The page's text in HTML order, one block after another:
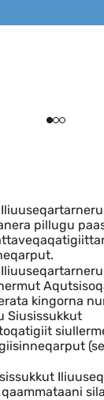
pillugu
kingorna
Siusissukkut